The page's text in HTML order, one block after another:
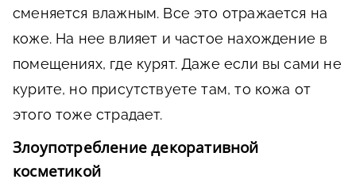
сменяется влажным. Все это отражается на
коже. На нее влияет и частое нахождение в
помещениях, где курят. Даже если вы сами не
курите, но присутствуете там, то кожа от
этого тоже страдает.
Злоупотребление декоративной
косметикой